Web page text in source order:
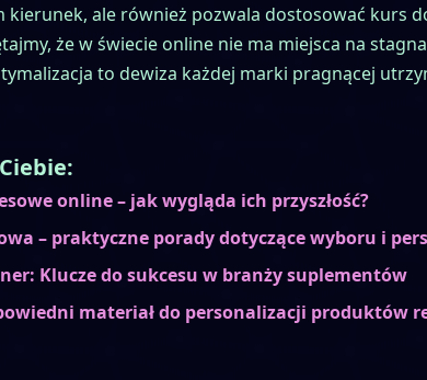
kierunek, ale również pozwala dostosować kurs
że w świecie online nie ma miejsca na
to dewiza każdej marki pragnącej
online – jak wygląda ich przyszłość?
– praktyczne porady dotyczące wyboru i
Klucze do sukcesu w branży suplementów
materiał do personalizacji produktów